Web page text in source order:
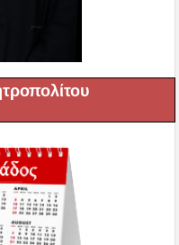
σε 60″